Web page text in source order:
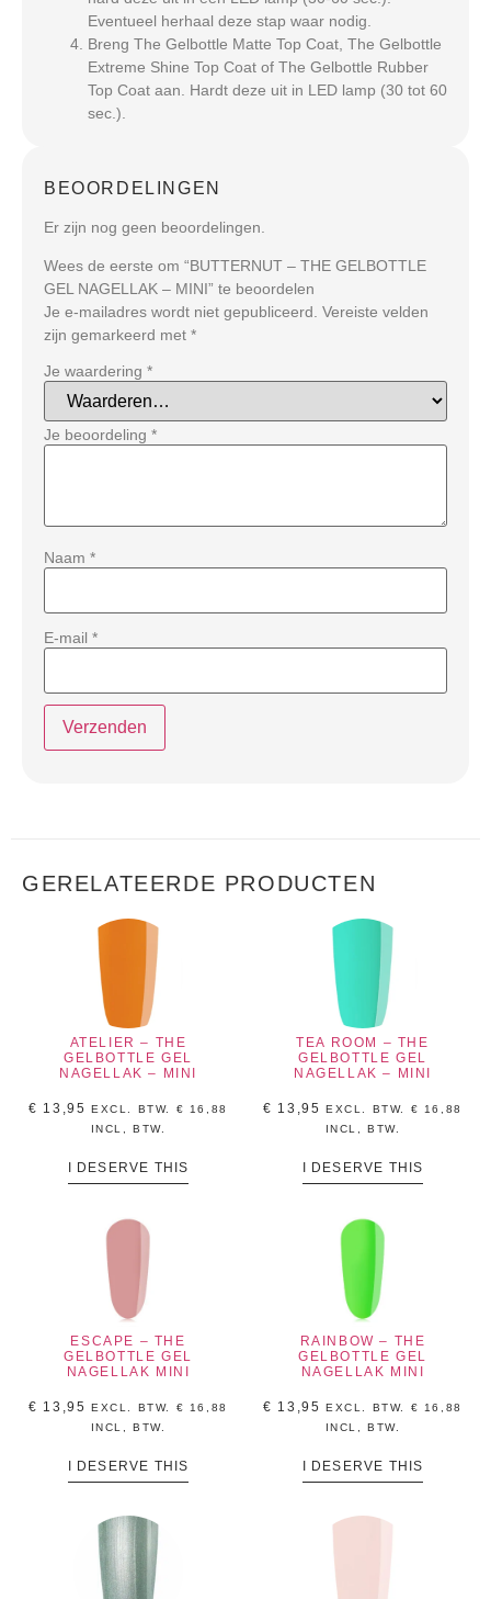
Eventueel herhaal deze stap waar nodig.
Breng The Gelbottle Matte Top Coat, The Gelbottle
Extreme Shine Top Coat of The Gelbottle Rubber
Top Coat aan. Hardt deze uit in LED lamp (30 tot 60
sec.).
BEOORDELINGEN
Er zijn nog geen beoordelingen.
Wees de eerste om “BUTTERNUT – THE GELBOTTLE
GEL NAGELLAK – MINI” te beoordelen
Je e-mailadres wordt niet gepubliceerd. Vereiste velden
zijn gemarkeerd met *
Je waardering *
Je beoordeling *
Naam *
E-mail *
GERELATEERDE PRODUCTEN
ATELIER – THE
GELBOTTLE GEL
NAGELLAK – MINI
€ 13,95 EXCL. BTW. € 16,88
INCL, BTW.
I DESERVE THIS
TEA ROOM – THE
GELBOTTLE GEL
NAGELLAK – MINI
€ 13,95 EXCL. BTW. € 16,88
INCL, BTW.
I DESERVE THIS
ESCAPE – THE
GELBOTTLE GEL
NAGELLAK MINI
€ 13,95 EXCL. BTW. € 16,88
INCL, BTW.
I DESERVE THIS
RAINBOW – THE
GELBOTTLE GEL
NAGELLAK MINI
€ 13,95 EXCL. BTW. € 16,88
INCL, BTW.
I DESERVE THIS